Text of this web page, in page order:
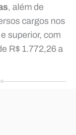
, além de
cargos nos
superior, com
R$ 1.772,26 a